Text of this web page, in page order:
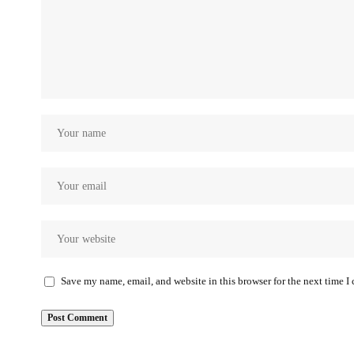
Save my name, email, and website in this browser for the next time I